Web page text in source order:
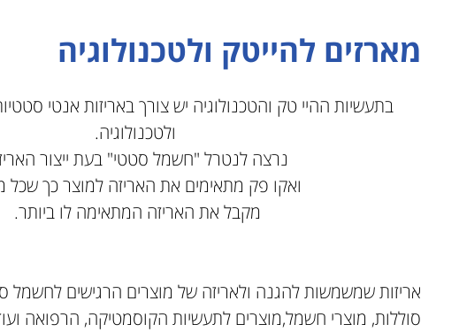
מארזים להייטק ולטכנולוגיה
בתעשיות ההיי טק והטכנולוגיה יש צורך באריזות אנטי
ולטכנולוגיה.
נרצה לנטרל "חשמל סטטי" בעת ייצור
ואקו פק מתאימים את האריזה למוצר כך שכל
מקבל את האריזה המתאימה לו ביותר.
אריזות שמשמשות להגנה ולאריזה של מוצרים הרגישים לחשמל
סוללות, מוצרי חשמל,מוצרים לתעשיות הקוסמטיקה, הרפואה